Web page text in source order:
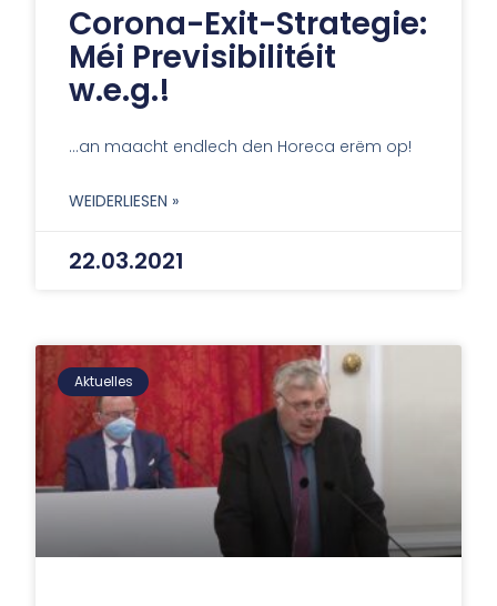
Corona-Exit-Strategie:
Méi Previsibilitéit
w.e.g.!
…an maacht endlech den Horeca erëm op!
WEIDERLIESEN »
22.03.2021
Aktuelles